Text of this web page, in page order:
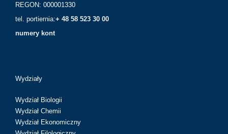
REGON: 000001330
tel. portiernia:+ 48 58 523 30 00
numery kont
Wydziały
Wydział Biologii
Wydział Chemii
Wydział Ekonomiczny